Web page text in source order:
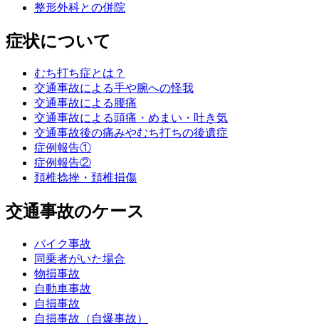
整形外科との併院
症状について
むち打ち症とは？
交通事故による手や腕への怪我
交通事故による腰痛
交通事故による頭痛・めまい・吐き気
交通事故後の痛みやむち打ちの後遺症
症例報告①
症例報告②
頚椎捻挫・頚椎損傷
交通事故のケース
バイク事故
同乗者がいた場合
物損事故
自動車事故
自損事故
自損事故（自爆事故）